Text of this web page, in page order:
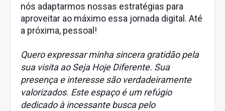
nós adaptarmos nossas estratégias para
aproveitar ao máximo essa jornada digital. Até
a próxima, pessoal!
Quero expressar minha sincera gratidão pela
sua visita ao Seja Hoje Diferente. Sua
presença e interesse são verdadeiramente
valorizados. Este espaço é um refúgio
dedicado à incessante busca pelo